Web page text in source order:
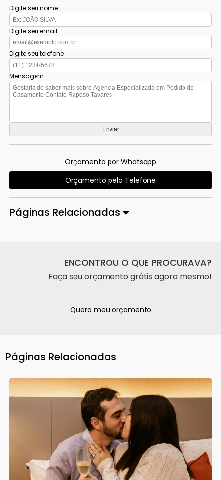
Digite seu nome
Digite seu email
Digite seu telefone
Mensagem
Orçamento por Whatsapp
Orçamento pelo Telefone
Páginas Relacionadas
ENCONTROU O QUE PROCURAVA?
Faça seu orçamento grátis agora mesmo!
Quero meu orçamento
Páginas Relacionadas